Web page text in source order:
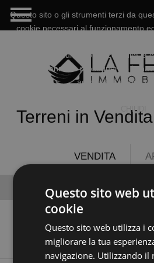
Terreni in
VENDITA
Case Appartamenti
Questo sito o gli strumenti terzi da
cookie necessari al funzionamento
tutti o ad alcuni cookie, consulta la
questo banner o proseguendo la
acconsenti all'uso
CHIUDI
Questo sito web
cookie
Questo sito web utilizza i
migliorare la tua
navigazione. Utilizzando il